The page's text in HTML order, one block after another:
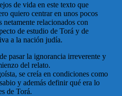
de vida en este texto que
quiero centrar en unos pocos
netamente relacionados con
de estudio de Torá y de
a la nación judía.
pasar la ignorancia irreverente y
del relato.
se creía en condiciones como
y además definir qué era lo
de Torá.